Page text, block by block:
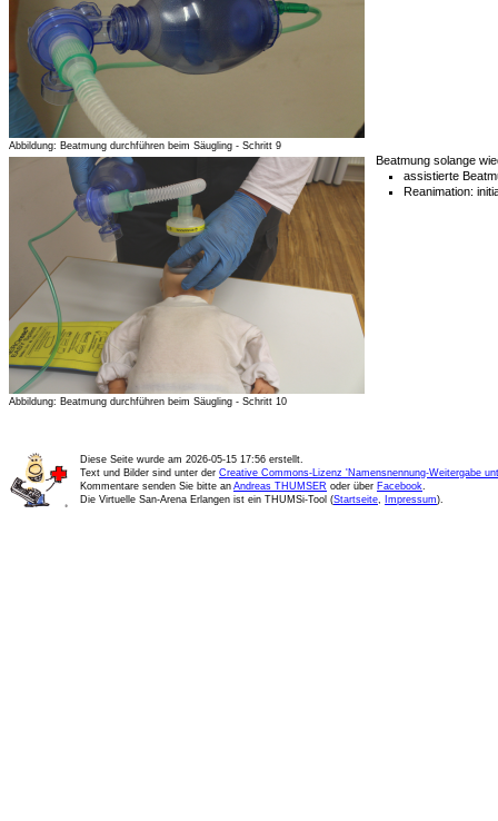
Abbildung: Beatmung durchführen beim Säugling - Schritt 9
Abbildung: Beatmung durchführen beim Säugling - Schritt 10
Beatmung solange
assistierte
Reanimation:
Diese Seite wurde am 2026-05-15 17:56 erstellt.
Text und Bilder sind unter der Creative Commons-Lizenz 'Namensnennung-Weitergabe
Kommentare senden Sie bitte an Andreas THUMSER oder über Facebook.
Die Virtuelle San-Arena Erlangen ist ein THUMSi-Tool (Startseite, Impressum).